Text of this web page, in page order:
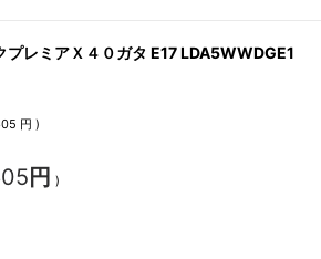
プレミアＸ４０ガタ E17 LDA5WWDGE1
円 )
円 )